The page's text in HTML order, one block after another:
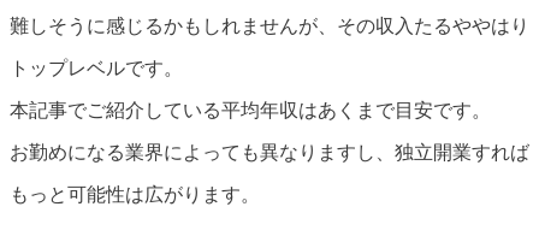
難しそうに感じるかもしれませんが、その収入たるややはり
トップレベルです。
本記事でご紹介している平均年収はあくまで目安です。
お勤めになる業界によっても異なりますし、独立開業すれば
もっと可能性は広がります。